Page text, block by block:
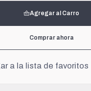
Agregar al Carro
Comprar ahora
a la lista de favoritos